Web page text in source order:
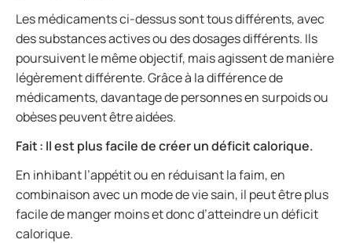
Les médicaments ci-dessus sont tous différents, avec
des substances actives ou des dosages différents. Ils
poursuivent le même objectif, mais agissent de manière
légèrement différente. Grâce à la différence de
médicaments, davantage de personnes en surpoids ou
obèses peuvent être aidées.
Fait : Il est plus facile de créer un déficit calorique.
En inhibant l’appétit ou en réduisant la faim, en
combinaison avec un mode de vie sain, il peut être plus
facile de manger moins et donc d’atteindre un déficit
calorique.